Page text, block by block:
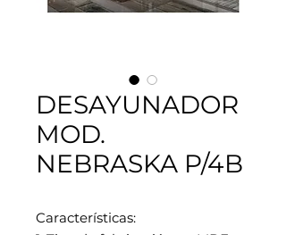
DESAYUNADOR
MOD.
NEBRASKA P/4B
Características: